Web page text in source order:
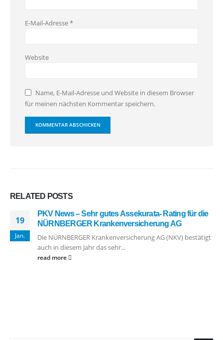
E-Mail-Adresse*
Website
Name, E-Mail-Adresse und Website in diesem Browser
für meinen nächsten Kommentar speichern.
RELATED POSTS
19
Jan.
PKV News – Sehr gutes Assekurata- Rating für die
NÜRNBERGER Krankenversicherung AG
Die NÜRNBERGER Krankenversicherung AG (NKV) bestätigt
auch in diesem Jahr das sehr...
read more